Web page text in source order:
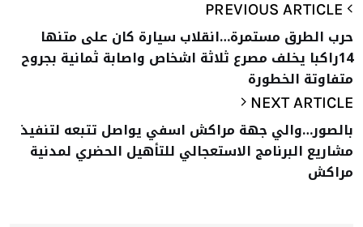
حرب الطرق مستمرة…انقلاب سيارة كان على متنها
14راكبا يخلف مصرع ثلاثة اشخاص واصابة ثمانية بجروح
متفاوتة الخطورة
NEXT ARTICLE
بالصور…والي جهة مراكش اسفي يواصل تتبعه لتنفيذ
مشاريع البرنامج الاستعجالي للتأهيل الحضري لمدنية
مراكش